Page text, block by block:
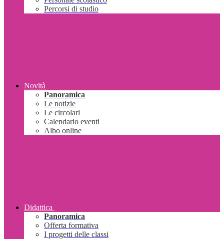
Percorsi di studio
Novità
Panoramica
Le notizie
Le circolari
Calendario eventi
Albo online
Didattica
Panoramica
Offerta formativa
I progetti delle classi